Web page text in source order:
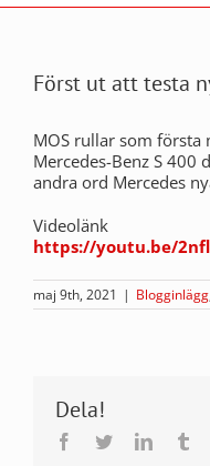
Först ut att testa
MOS rullar som första
Mercedes-Benz S 400
andra ord Mercedes
Videolänk
https://youtu.be/
maj 9th, 2021 | Blogginlägg
Dela!
Facebook
TwitterLinkedIn